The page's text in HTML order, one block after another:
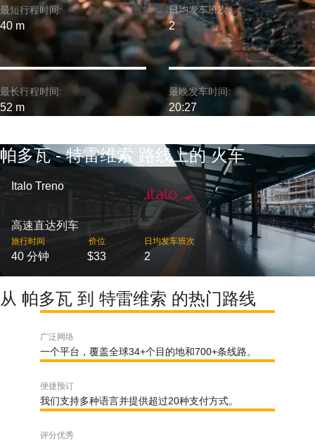
最短行程时间:
40 m
最长行程时间:
52 m
日均发车班次:
2
最晚发车时间:
20:27
帕多瓦 - 特雷维索 路线上的 火车
Italo Treno
高速直达列车
旅行时间
40 分钟
价位
$33
日均发车班次
2
从 帕多瓦 到 特雷维索 的热门路线
广泛网络
一个平台，覆盖全球34+个目的地和700+条线路。
便捷预订
我们支持多种语言并提供超过20种支付方式。
评分优秀